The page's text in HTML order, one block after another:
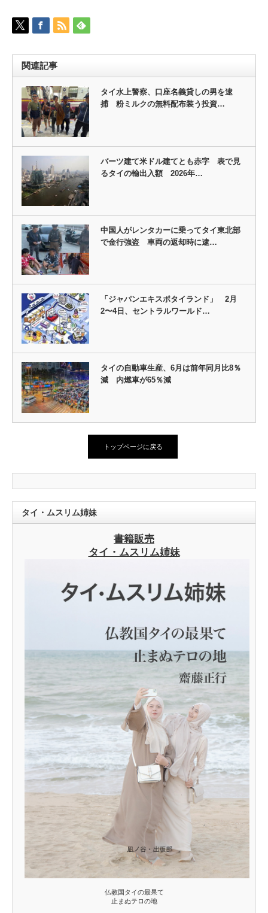
関連記事
タイ水上警察、口座名義貸しの男を逮
捕 粉ミルクの無料配布装う投資…
バーツ建て米ドル建てとも赤字 表で見
るタイの輸出入額 2026年…
中国人がレンタカーに乗ってタイ東北部
で金行強盗 車両の返却時に逮…
「ジャパンエキスポタイランド」 2月
2〜4日、セントラルワールド…
タイの自動車生産、6月は前年同月比8％
減 内燃車が65％減
トップページに戻る
タイ・ムスリム姉妹
書籍販売
タイ・ムスリム姉妹
仏教国タイの最果て
止まぬテロの地